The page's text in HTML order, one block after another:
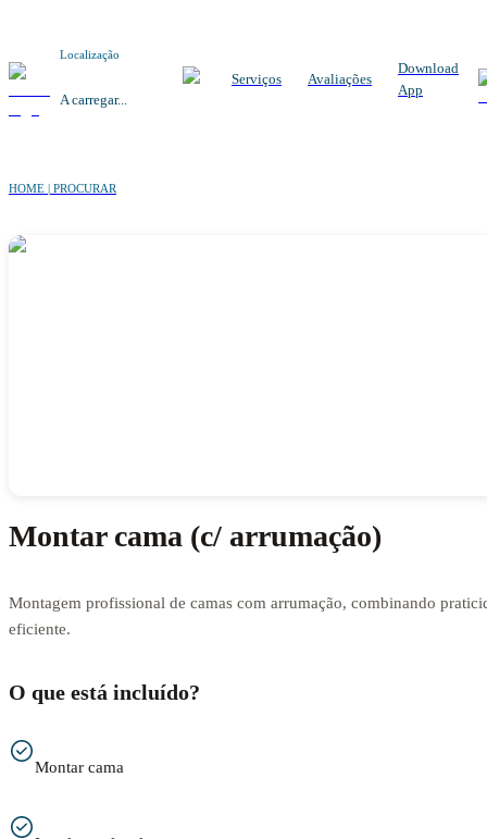
Localização
A carregar...
Serviços Avaliações
Download
App
HOME | PROCURAR
Montar cama (c/ arrumação)
Montagem profissional de camas com arrumação, combinando
eficiente.
O que está incluído?
Montar cama